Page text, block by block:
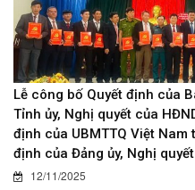
Lễ công bố Quyết định của
Tỉnh ủy, Nghị quyết của
định của UBMTTQ Việt Nam
định của Đảng ủy, Nghị
12/11/2025